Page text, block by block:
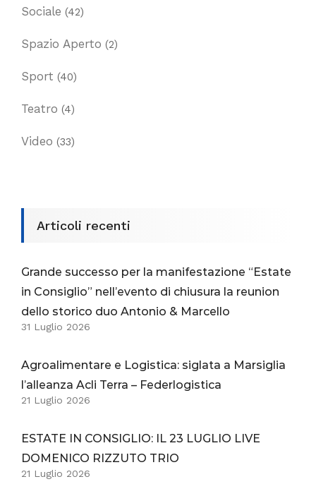
Sociale (42)
Spazio Aperto (2)
Sport (40)
Teatro (4)
Video (33)
Articoli recenti
Grande successo per la manifestazione “Estate
in Consiglio” nell’evento di chiusura la reunion
dello storico duo Antonio & Marcello
31 Luglio 2026
Agroalimentare e Logistica: siglata a Marsiglia
l’alleanza Acli Terra – Federlogistica
21 Luglio 2026
ESTATE IN CONSIGLIO: IL 23 LUGLIO LIVE
DOMENICO RIZZUTO TRIO
21 Luglio 2026